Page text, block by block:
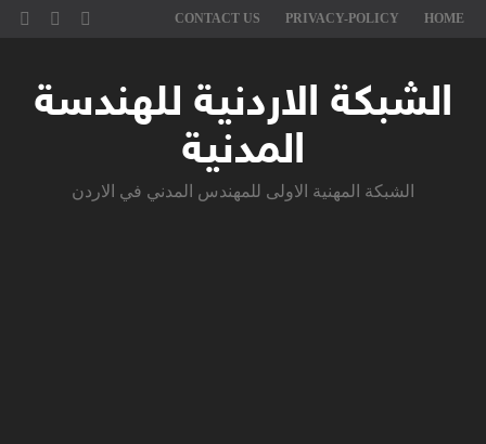
HOME
PRIVACY-POLICY
CONTACT US
الشبكة الاردنية للهندسة
المدنية
الشبكة المهنية الاولى للمهندس المدني في الاردن